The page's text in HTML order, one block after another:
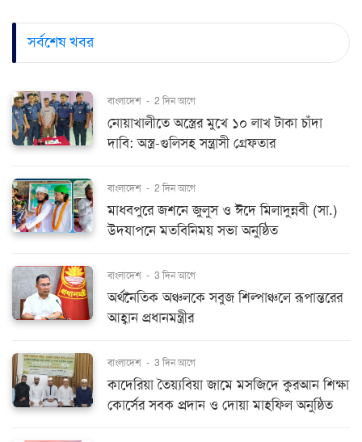
সর্বশেষ খবর
বাংলাদেশ - 2 দিন আগে
নোয়াখালীতে অস্ত্রের মুখে ১০ লাখ টাকা চাঁদা
দাবি: অস্ত্র-গুলিসহ সন্ত্রাসী গ্রেফতার
বাংলাদেশ - 2 দিন আগে
মাধবপুরে জশনে জুলুস ও ঈদে মিলাদুন্নবী (সা.)
উদযাপনে মতবিনিময় সভা অনুষ্ঠিত
বাংলাদেশ - 3 দিন আগে
অর্থনৈতিক অঞ্চলকে সবুজ শিল্পাঞ্চলে রূপান্তরের
আহ্বান প্রধানমন্ত্রীর
বাংলাদেশ - 3 দিন আগে
কাদেরিয়া তৈয়্যবিয়া জামে মসজিদে কুরআন শিক্ষা
কোর্সের সবক প্রদান ও দোয়া মাহফিল অনুষ্ঠিত